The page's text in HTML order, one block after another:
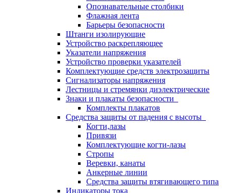
Опознавательные столбики
Флажная лента
Барьеры безопасности
Штанги изолирующие
Устройство раскрепляющее
Указатели напряжения
Устройство проверки указателей
Комплектующие средств электрозащиты
Сигнализаторы напряжения
Лестницы и стремянки диэлектрические
Знаки и плакаты безопасности
Комплекты плакатов
Средства защиты от падения с высоты
Когти,лазы
Привязи
Комплектующие когти-лазы
Стропы
Веревки, канаты
Анкерные линии
Средства защиты втягивающего типа
Индикаторы тока